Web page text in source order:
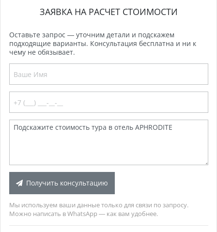
ЗАЯВКА НА РАСЧЕТ СТОИМОСТИ
Оставьте запрос — уточним детали и подскажем
подходящие варианты. Консультация бесплатна и ни к
чему не обязывает.
Получить консультацию
Мы используем ваши данные только для связи по запросу.
Можно написать в WhatsApp — как вам удобнее.